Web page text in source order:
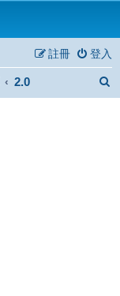
登入
註冊
2.0